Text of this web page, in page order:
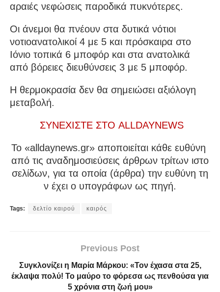
αραιές νεφώσεις παροδικά πυκνότερες.
Οι άνεμοι θα πνέουν στα δυτικά νότιοι
νοτιοανατολικοί 4 με 5 και πρόσκαιρα στο
Ιόνιο τοπικά 6 μποφόρ και στα ανατολικά
από βόρειες διευθύνσεις 3 με 5 μποφόρ.
Η θερμοκρασία δεν θα σημειώσει αξιόλογη
μεταβολή.
ΣΥΝΕΧΙΣΤΕ ΣΤΟ ALLDAYNEWS
To «alldaynews.gr» αποποιείται κάθε ευθύνη
από τις αναδημοσιεύσεις άρθρων τρίτων ιστο
σελίδων, για τα οποία (άρθρα) την ευθύνη τη
ν έχει ο υπογράφων ως πηγή.
Tags: δελτίο καιρού καιρός
Previous Post
Συγκλονίζει η Μαρία Μάρκου: «Τον έχασα στα 25,
έκλαψα πολύ! Το μαύρο το φόρεσα ως πενθούσα για
5 χρόνια στη ζωή μου»